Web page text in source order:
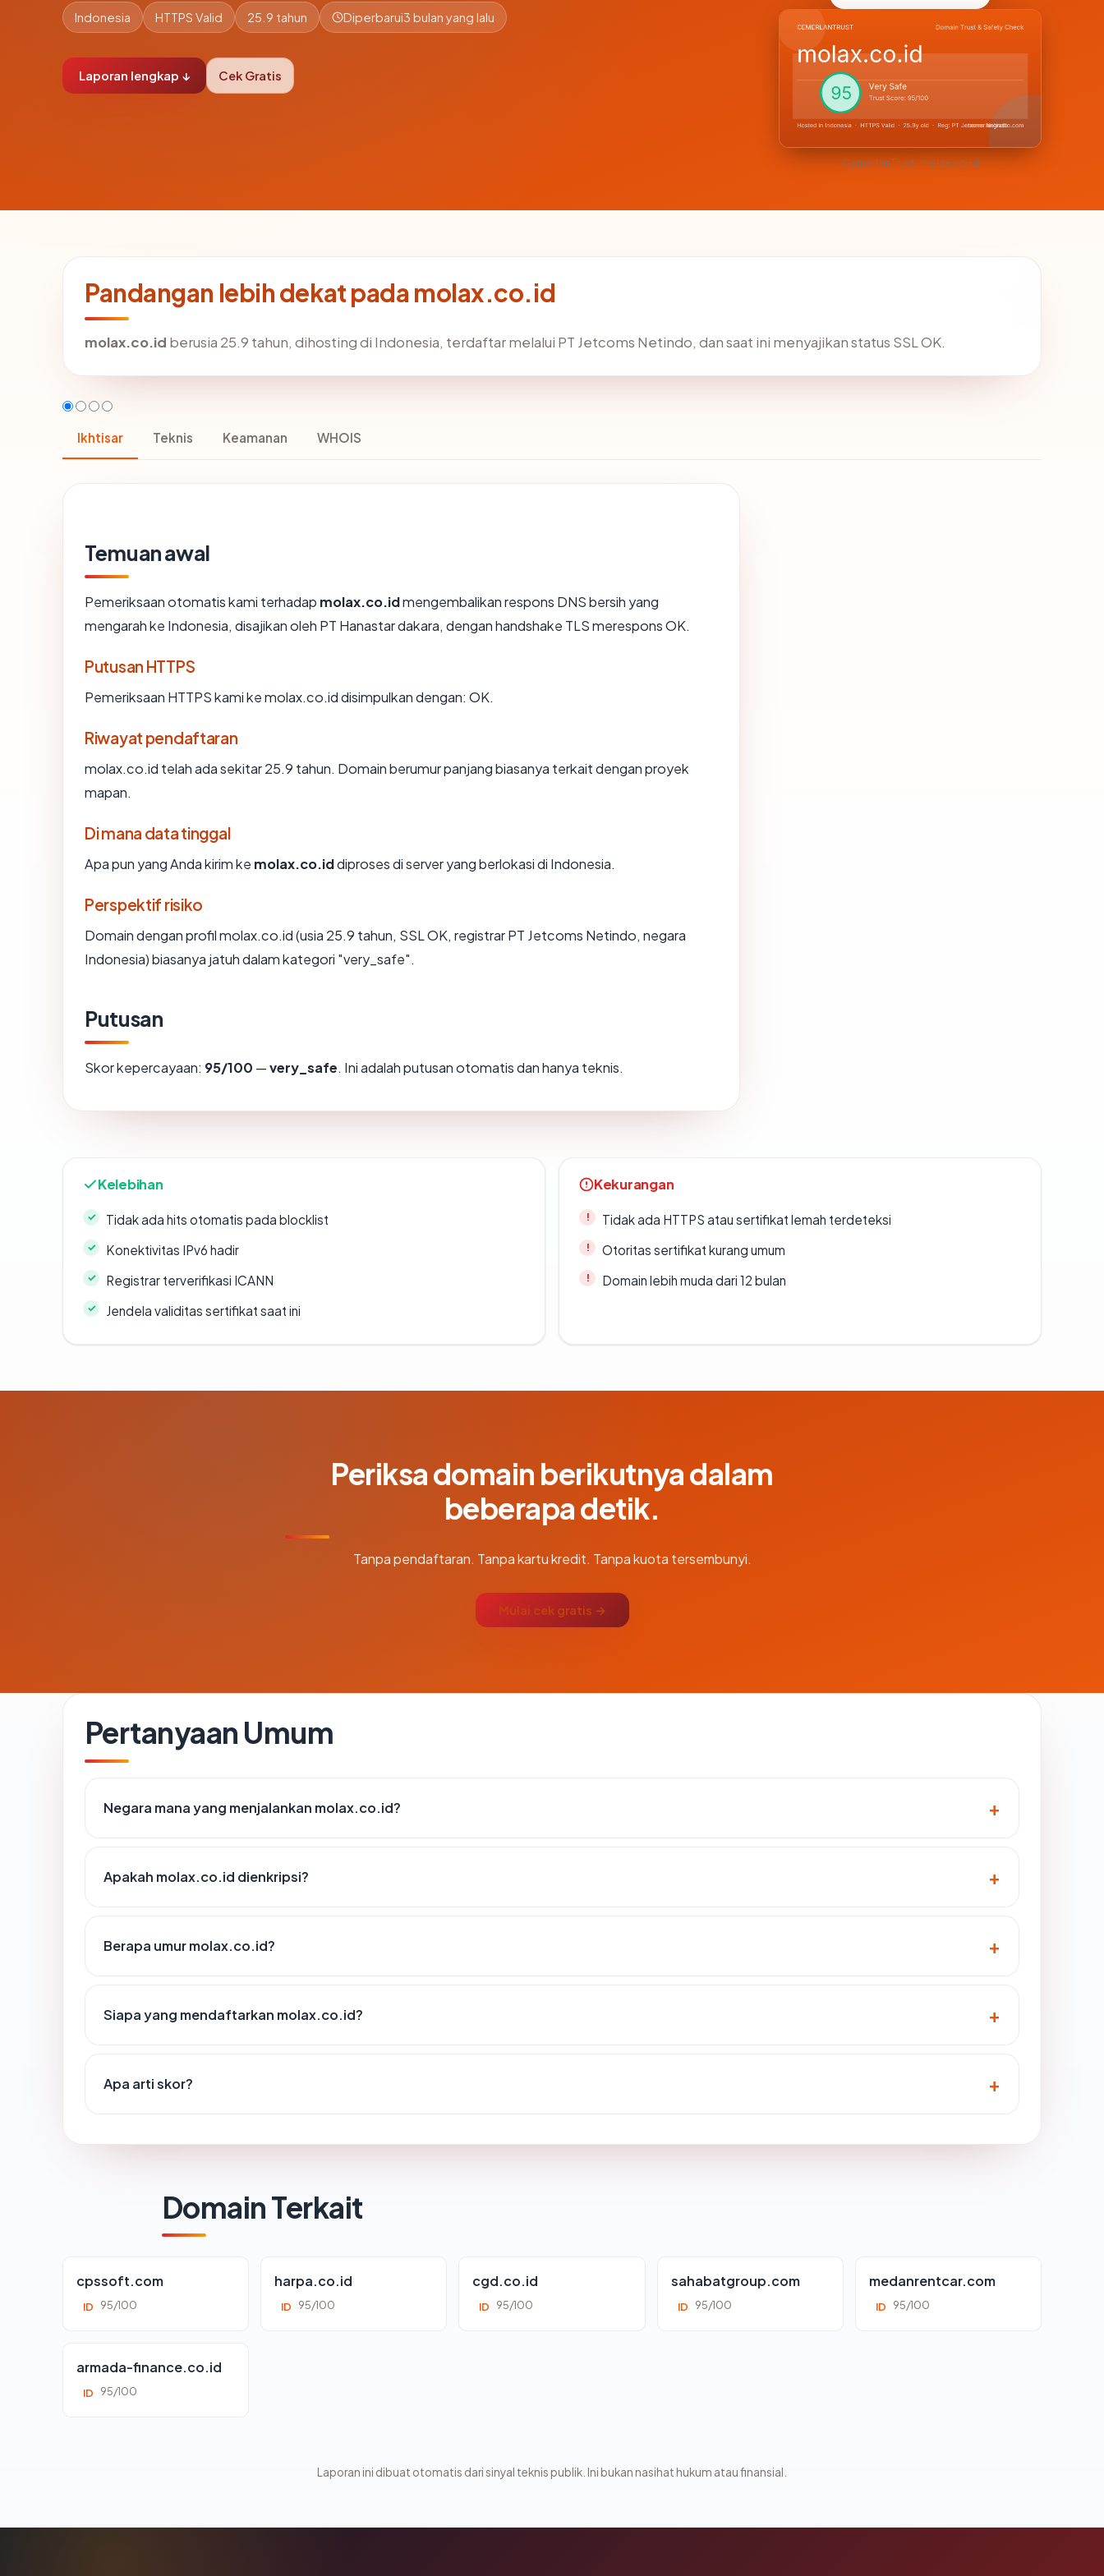
Indonesia HTTPS Valid 25.9 tahun Diperbarui3 bulan yang lalu
Laporan lengkap ↓ Cek Gratis
CemerlanTrust · molax.co.id
Pandangan lebih dekat pada molax.co.id
molax.co.id berusia 25.9 tahun, dihosting di Indonesia, terdaftar melalui PT Jetcoms Netindo, dan saat ini menyajikan status SSL OK.
Ikhtisar Teknis Keamanan WHOIS
Temuan awal
Pemeriksaan otomatis kami terhadap molax.co.idmengembalikan respons DNS bersih yang
mengarah ke Indonesia, disajikan oleh PT Hanastar dakara, dengan handshake TLS merespons OK.
Putusan HTTPS
Pemeriksaan HTTPS kami ke molax.co.id disimpulkan dengan: OK.
Riwayat pendaftaran
molax.co.id telah ada sekitar 25.9 tahun. Domain berumur panjang biasanya terkait dengan proyek
mapan.
Di mana data tinggal
Apa pun yang Anda kirim ke molax.co.iddiproses di server yang berlokasi di Indonesia.
Perspektif risiko
Domain dengan profil molax.co.id (usia 25.9 tahun, SSL OK, registrar PT Jetcoms Netindo, negara
Indonesia) biasanya jatuh dalam kategori "very_safe".
Putusan
Skor kepercayaan: 95/100 —very_safe. Ini adalah putusan otomatis dan hanya teknis.
Kelebihan
Tidak ada hits otomatis pada blocklist
Konektivitas IPv6 hadir
Registrar terverifikasi ICANN
Jendela validitas sertifikat saat ini
Kekurangan
Tidak ada HTTPS atau sertifikat lemah terdeteksi
Otoritas sertifikat kurang umum
Domain lebih muda dari 12 bulan
Periksa domain berikutnya dalam
beberapa detik.
Tanpa pendaftaran. Tanpa kartu kredit. Tanpa kuota tersembunyi.
Mulai cek gratis →
Pertanyaan Umum
Negara mana yang menjalankan molax.co.id?
Apakah molax.co.id dienkripsi?
Berapa umur molax.co.id?
Siapa yang mendaftarkan molax.co.id?
Apa arti skor?
Domain Terkait
cpssoft.com
ID 95/100
harpa.co.id
ID 95/100
cgd.co.id
ID 95/100
sahabatgroup.com
ID 95/100
medanrentcar.com
ID 95/100
armada-finance.co.id
ID 95/100
Laporan ini dibuat otomatis dari sinyal teknis publik. Ini bukan nasihat hukum atau finansial.